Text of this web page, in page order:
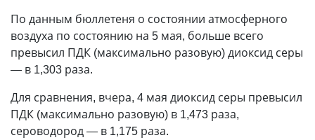
По данным бюллетеня о состоянии атмосферного
воздуха по состоянию на 5 мая, больше всего
превысил ПДК (максимально разовую) диоксид серы
— в 1,303 раза.
Для сравнения, вчера, 4 мая диоксид серы превысил
ПДК (максимально разовую) в 1,473 раза,
сероводород — в 1,175 раза.